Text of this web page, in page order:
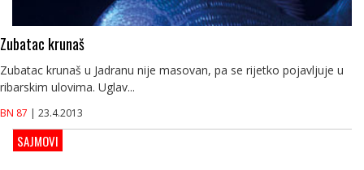
Zubatac krunaš
Zubatac krunaš u Jadranu nije masovan, pa se rijetko pojavljuje u
ribarskim ulovima. Uglav...
BN 87 | 23.4.2013
SAJMOVI